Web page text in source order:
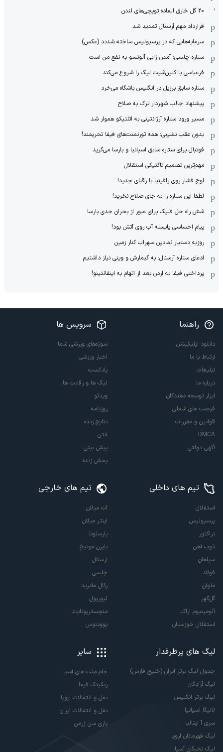
20 گل خارق العاده توپچی‌های لندن
قرارداد مهم آرسنال تمدید شد
سرمایه‌هایی که در پرسپولیس ساخته شدند (عکس)
ستاره چلسی: آمدن ژابی آلونسو به نفع من است
فرعباسی با کلین‌شیت لیگ را شروع می‌کند
ستاره سابق برزیل در انگلیس باشگاه می‌خرد
پیشنهاد جالب شهردار ترک به صلاح
مسیر ورود ستاره آرژانتینی به اتلتیکو هموار شد
بدون عقب نشینی: همه تورنمنت‌های فیفا تحریمند!
فوتبال برای ستاره سابق اسپانیا و بارسا می‌گرید
مهم‌ترین تصمیم تاکتیکی استقلال
اوج فشار روی رافینیا با رقبای جدید!
لطفا این ستاره را به جای صلاح نخرید!
شش راه حل فلیک برای عبور از بحران جدی بارسا
پیام احساسی یایسله آب روی آتش بود!
روزبه دستیار نمادین سهراب کنار زمین
ادعای ستاره آرسنال: به گیمارش و وینی نیاز داشتیم
پرداختی فیفا به اردن بعد از اتهام به اینفانتینو!
راهنما
دانلود اپلیکیشن
ارتباط با ما
تبلیغات
درباره ما
ابزار توسعه دهندگان
فرصت های شغلی
قوانین و مقررات
DMCA
آگهی دولتی
سرویس ها
سوژه‌های ورزشی شما
اخبار ورزشی
پادکست
لیگ ها و رقابت ها
ویدئو
روزنامه
نتایج زنده
آنتن
پیش بینی
پخش زنده
تیم های داخلی
استقلال
پرسپولیس
تراکتور
ذوب آهن
سپاهان
فولاد
ملوان
گل‌گهر
آلومینیوم اراک
استقلال خوزستان
تیم های خارجی
آث میلان
اینتر میلان
بارسلونا
بایرن مونیخ
آرسنال
چلسی
رئال مادرید
لیورپول
منچستریونایتد
یوونتوس
لیگ های پرطرفدار
جدول لیگ برتر ایران (خلیج فارس)
لیگ آزادگان
لیگ برتر انگلیس
لالیگا اسپانیا
سری آ ایتالیا
لیگ قهرمانان اروپا
لیگ نخبگان آسیا
سایر
جام ملت های آسیا
رنکینگ فیفا
نقل و انتقالات اروپا
نقل و انتقالات ایران
پاری سن ژرمن